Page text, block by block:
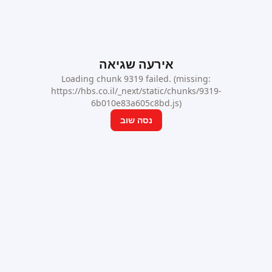
אירעה שגיאה
Loading chunk 9319 failed. (missing:
https://hbs.co.il/_next/static/chunks/9319-
6b010e83a605c8bd.js)